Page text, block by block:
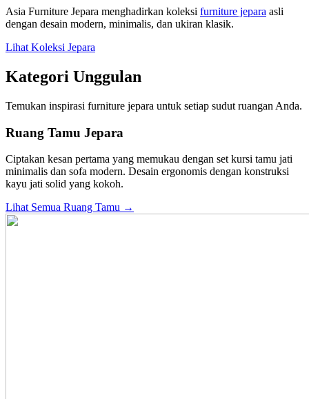
Asia Furniture Jepara menghadirkan koleksi furniture jepara asli
dengan desain modern, minimalis, dan ukiran klasik.
Lihat Koleksi Jepara
Kategori Unggulan
Temukan inspirasi furniture jepara untuk setiap sudut ruangan Anda.
Ruang Tamu Jepara
Ciptakan kesan pertama yang memukau dengan set kursi tamu jati
minimalis dan sofa modern. Desain ergonomis dengan konstruksi
kayu jati solid yang kokoh.
Lihat Semua Ruang Tamu →